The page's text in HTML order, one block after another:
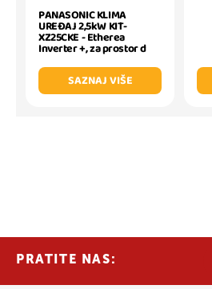
PANASONIC KLIMA
UREĐAJ 2,5kW KIT-
XZ25CKE - Etherea
Inverter +, za prostor d
SAZNAJ VIŠE
PRATITE NAS: